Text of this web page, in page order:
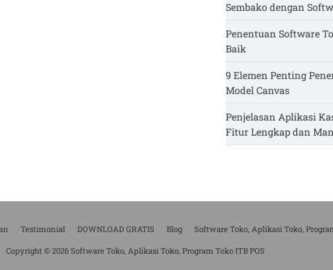
Sembako dengan
Penentuan Software
Baik
9 Elemen Penting
Model Canvas
Penjelasan Aplikasi
Fitur Lengkap dan
Testimonial DOWNLOAD GRATIS Blog
Software Toko, Aplikasi Toko,
Copyright © 2026 Software Toko, Aplikasi Toko, Program Toko ITB POS